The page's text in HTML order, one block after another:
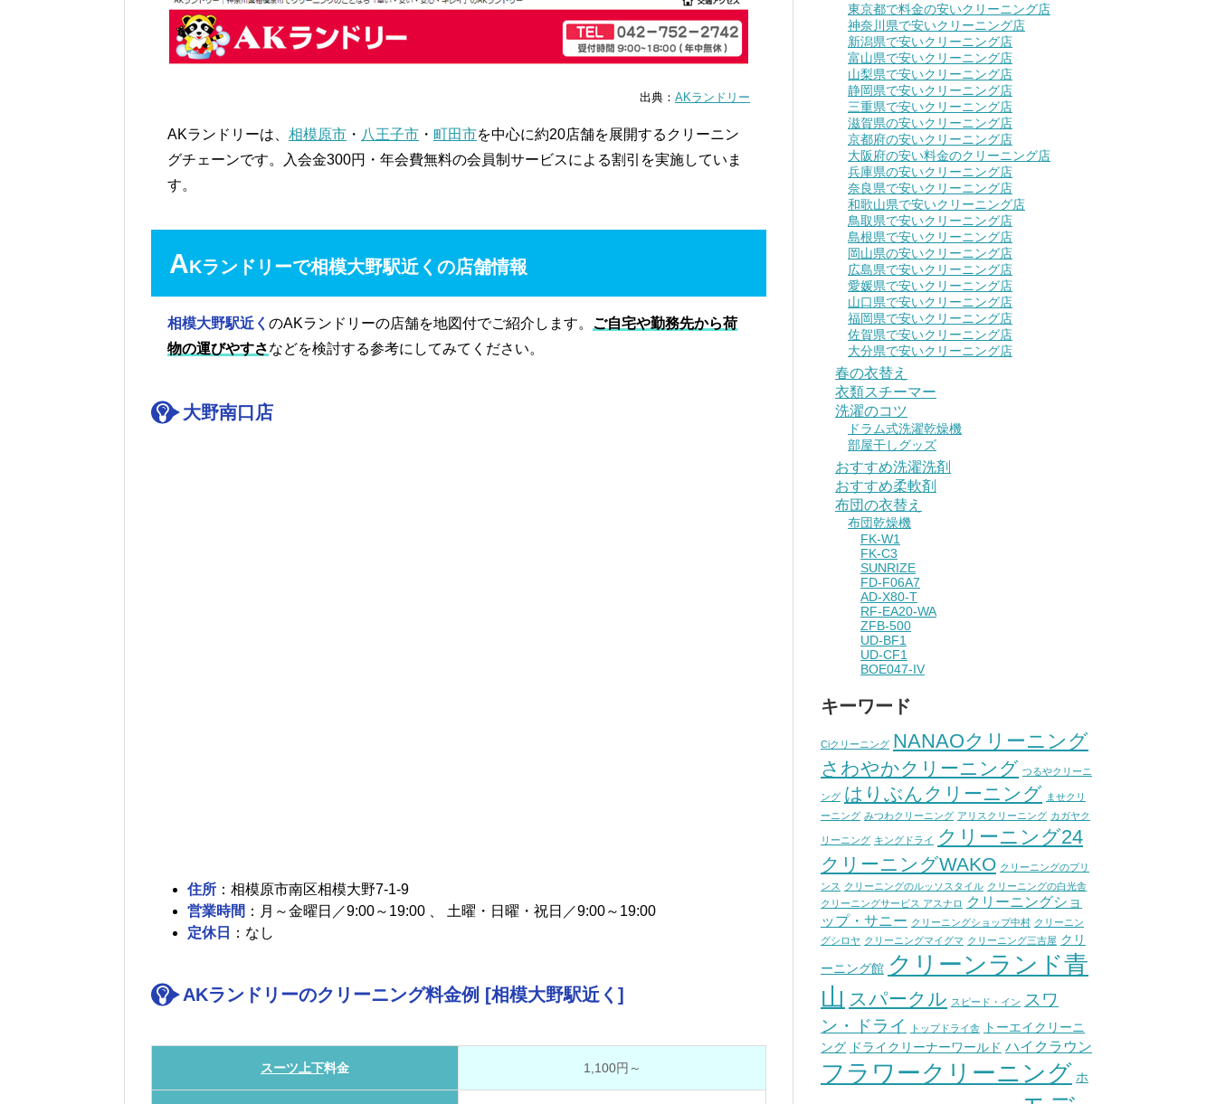
出典： AKランドリー
AKランドリーは、 相模原市 ・ 八王子市 ・ 町田市を中心に約20店舗を展開するクリーニン
グチェーンです。入会金300円・年会費無料の会員制サービスによる割引を実施していま
す。
AKランドリーで相模大野駅近くの店舗情報
相模大野駅近く のAKランドリーの店舗を地図付でご紹介します。 ご自宅や勤務先から荷
物の運びやすさなどを検討する参考にしてみてください。
大野南口店
住所 ：相模原市南区相模大野7-1-9
営業時間 ：月～金曜日／9:00～19:00 、 土曜・日曜・祝日／9:00～19:00
定休日
：なし
AKランドリーのクリーニング料金例 [相模大野駅近く]
スーツ上下料金 1,100円～
東京都で料金の安いクリーニング店
神奈川県で安いクリーニング店
新潟県で安いクリーニング店
富山県で安いクリーニング店
山梨県で安いクリーニング店
静岡県で安いクリーニング店
三重県で安いクリーニング店
滋賀県の安いクリーニング店
京都府の安いクリーニング店
大阪府の安い料金のクリーニング店
兵庫県の安いクリーニング店
奈良県で安いクリーニング店
和歌山県で安いクリーニング店
鳥取県で安いクリーニング店
島根県で安いクリーニング店
岡山県の安いクリーニング店
広島県で安いクリーニング店
愛媛県で安いクリーニング店
山口県で安いクリーニング店
福岡県で安いクリーニング店
佐賀県で安いクリーニング店
大分県で安いクリーニング店
春の衣替え
衣類スチーマー
洗濯のコツ
ドラム式洗濯乾燥機
部屋干しグッズ
おすすめ洗濯洗剤
おすすめ柔軟剤
布団の衣替え
布団乾燥機
FK-W1
FK-C3
SUNRIZE
FD-F06A7
AD-X80-T
RF-EA20-WA
ZFB-500
UD-BF1
UD-CF1
BOE047-IV
キーワード
Ciクリーニング NANAOクリーニング
さわやかクリーニング つるやクリーニ
ング はりぶんクリーニング ませクリ
ーニング みつわクリーニング アリスクリーニング カガヤク
リーニング キングドライ クリーニング24
クリーニングWAKO クリーニングのプリ
ンス クリーニングのルッソスタイル クリーニングの白光舎
クリーニングサービス アスナロ
クリーニングショ
ップ・サニー クリーニングショップ中村 クリーニン
グシロヤ クリーニングマイグマ クリーニング三吉屋 クリ
ーニング館 クリーンランド青
山 スパークル スピード・イン スワ
ン・ドライ
トップドライ舎
トーエイクリーニ
ング ドライクリーナーワールド ハイクラウン
フラワークリーニング ホ